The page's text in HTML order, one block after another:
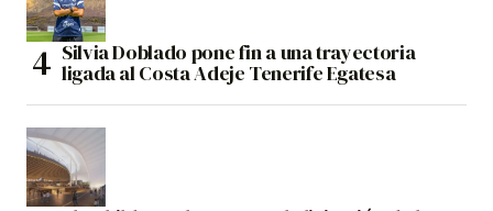
Silvia Doblado pone fin a una trayectoria
ligada al Costa Adeje Tenerife Egatesa